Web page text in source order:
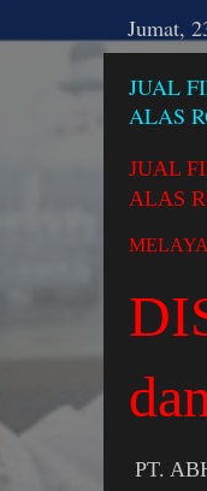
Jumat,
JUAL
ALAS
JUAL
ALAS
PT.